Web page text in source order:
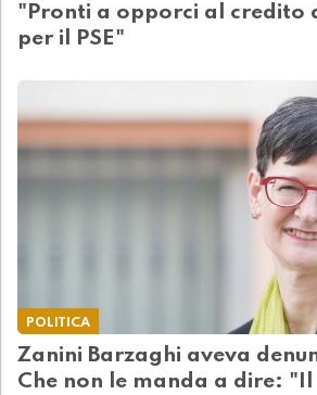
"Pronti a opporci al credito
per il PSE"
POLITICA
Zanini Barzaghi aveva
Che non le manda a dire: